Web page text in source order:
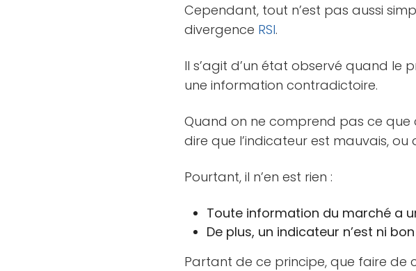
Cependant, tout n’est pas aussi
divergence RSI.
Il s’agit d’un état observé quand le
une information contradictoire.
Quand on ne comprend pas ce que
dire que l’indicateur est mauvais, ou
Pourtant, il n’en est rien :
Toute information du marché a
De plus, un indicateur n’est ni
Partant de ce principe, que faire de